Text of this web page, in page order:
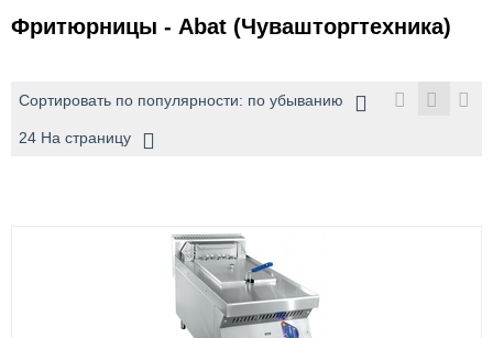
Фритюрницы - Abat (Чувашторгтехника)
Сортировать по популярности: по убыванию
24 На страницу